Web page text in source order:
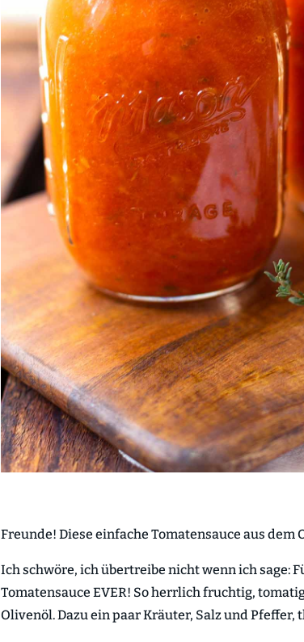
Freunde! Diese einfache Tomatensauce aus dem
Ich schwöre, ich übertreibe nicht wenn ich sage:
Tomatensauce EVER! So herrlich fruchtig,
Olivenöl. Dazu ein paar Kräuter, Salz und Pfeffer,